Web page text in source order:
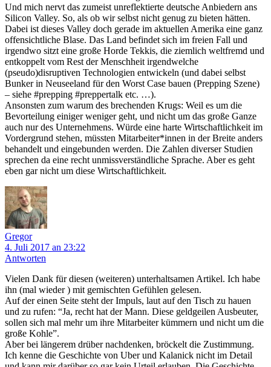
Und mich nervt das zumeist unreflektierte deutsche Anbiedern ans
Silicon Valley. So, als ob wir selbst nicht genug zu bieten hätten.
Dabei ist dieses Valley doch gerade im aktuellen Amerika eine ganz
offensichtliche Blase. Das Land befindet sich im freien Fall und
irgendwo sitzt eine große Horde Tekkis, die ziemlich weltfremd und
entkoppelt vom Rest der Menschheit irgendwelche
(pseudo)disruptiven Technologien entwickeln (und dabei selbst
Bunker in Neuseeland für den Worst Case bauen (Prepping Szene)
– siehe #prepping #preppertalk etc. …).
Ansonsten zum warum des brechenden Krugs: Weil es um die
Bevorteilung einiger weniger geht, und nicht um das große Ganze
auch nur des Unternehmens. Würde eine harte Wirtschaftlichkeit im
Vordergrund stehen, müssten Mitarbeiter*innen in der Breite anders
behandelt und eingebunden werden. Die Zahlen diverser Studien
sprechen da eine recht unmissverständliche Sprache. Aber es geht
eben gar nicht um diese Wirtschaftlichkeit.
Gregor
4. Juli 2017 an 23:22
Antworten
Vielen Dank für diesen (weiteren) unterhaltsamen Artikel. Ich habe
ihn (mal wieder ) mit gemischten Gefühlen gelesen.
Auf der einen Seite steht der Impuls, laut auf den Tisch zu hauen
und zu rufen: “Ja, recht hat der Mann. Diese geldgeilen Ausbeuter,
sollen sich mal mehr um ihre Mitarbeiter kümmern und nicht um die
große Kohle”.
Aber bei längerem drüber nachdenken, bröckelt die Zustimmung.
Ich kenne die Geschichte von Uber und Kalanick nicht im Detail